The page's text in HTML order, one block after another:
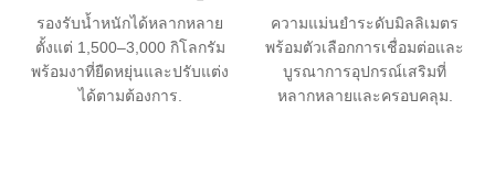
รองรับน้ำหนักได้หลากหลาย
ตั้งแต่ 1,500–3,000 กิโลกรัม
พร้อมงาที่ยืดหยุ่นและปรับแต่ง
ได้ตามต้องการ.
ความแม่นยำระดับมิลลิเมตร
พร้อมตัวเลือกการเชื่อมต่อและ
บูรณาการอุปกรณ์เสริมที่
หลากหลายและครอบคลุม.